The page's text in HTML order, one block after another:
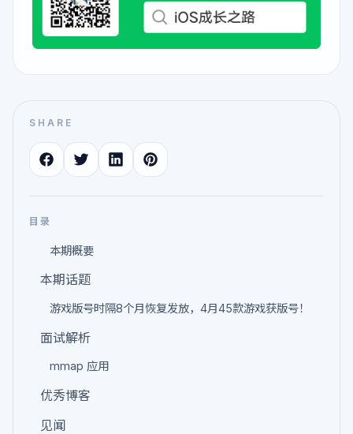
SHARE
目录
本期概要
本期话题
游戏版号时隔8个月恢复发放，4月45款游戏获版号！
面试解析
mmap 应用
优秀博客
见闻